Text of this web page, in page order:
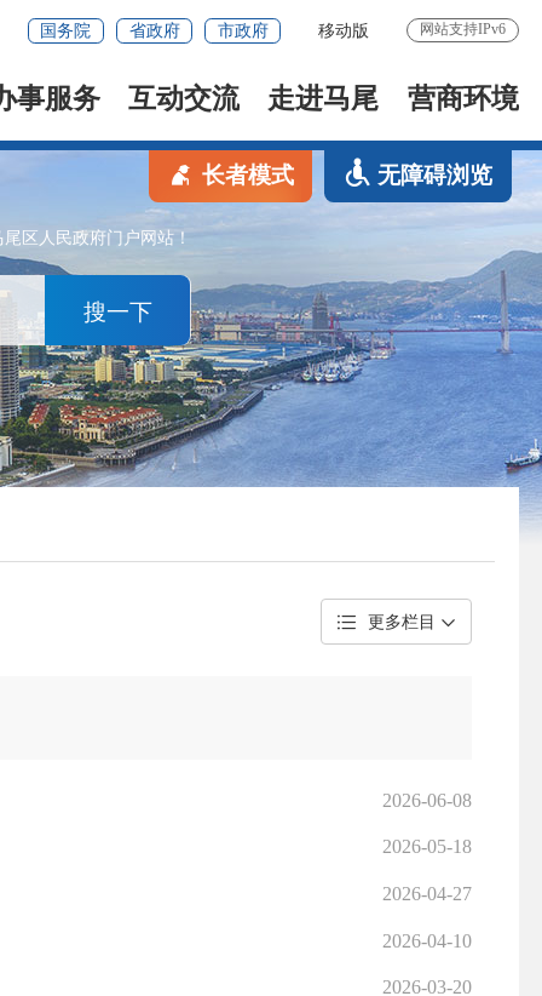
国务院 省政府 市政府 移动版 网站支持IPv6
事服务 互动交流 走进马尾 营商环境
区人民政府门户网站！
搜一下
长者模式 无障碍浏览
更多栏目
2026-06-08
2026-05-18
2026-04-27
2026-04-10
2026-03-20